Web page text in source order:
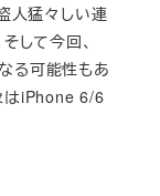
人猛々しい連
して今回、
る可能性もあ
はiPhone 6/6